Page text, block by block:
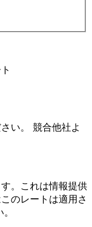
い。 競合他社よ
。これは情報提供
のレートは適用さ